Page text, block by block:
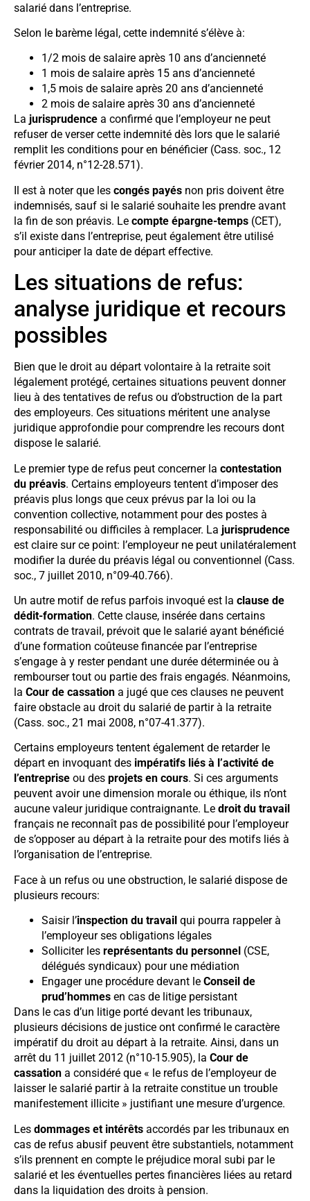
salarié dans l’entreprise.
Selon le barème légal, cette indemnité s’élève à:
1/2 mois de salaire après 10 ans d’ancienneté
1 mois de salaire après 15 ans d’ancienneté
1,5 mois de salaire après 20 ans d’ancienneté
2 mois de salaire après 30 ans d’ancienneté
La jurisprudence a confirmé que l’employeur ne peut
refuser de verser cette indemnité dès lors que le salarié
remplit les conditions pour en bénéficier (Cass. soc., 12
février 2014, n°12-28.571).
Il est à noter que les congés payés non pris doivent être
indemnisés, sauf si le salarié souhaite les prendre avant
la fin de son préavis. Le compte épargne-temps (CET),
s’il existe dans l’entreprise, peut également être utilisé
pour anticiper la date de départ effective.
Les situations de refus:
analyse juridique et recours
possibles
Bien que le droit au départ volontaire à la retraite soit
légalement protégé, certaines situations peuvent donner
lieu à des tentatives de refus ou d’obstruction de la part
des employeurs. Ces situations méritent une analyse
juridique approfondie pour comprendre les recours dont
dispose le salarié.
Le premier type de refus peut concerner la contestation
du préavis. Certains employeurs tentent d’imposer des
préavis plus longs que ceux prévus par la loi ou la
convention collective, notamment pour des postes à
responsabilité ou difficiles à remplacer. La jurisprudence
est claire sur ce point: l’employeur ne peut unilatéralement
modifier la durée du préavis légal ou conventionnel (Cass.
soc., 7 juillet 2010, n°09-40.766).
Un autre motif de refus parfois invoqué est la clause de
dédit-formation. Cette clause, insérée dans certains
contrats de travail, prévoit que le salarié ayant bénéficié
d’une formation coûteuse financée par l’entreprise
s’engage à y rester pendant une durée déterminée ou à
rembourser tout ou partie des frais engagés. Néanmoins,
la Cour de cassation a jugé que ces clauses ne peuvent
faire obstacle au droit du salarié de partir à la retraite
(Cass. soc., 21 mai 2008, n°07-41.377).
Certains employeurs tentent également de retarder le
départ en invoquant des impératifs liés à l’activité de
l’entreprise ou des projets en cours. Si ces arguments
peuvent avoir une dimension morale ou éthique, ils n’ont
aucune valeur juridique contraignante. Le droit du travail
français ne reconnaît pas de possibilité pour l’employeur
de s’opposer au départ à la retraite pour des motifs liés à
l’organisation de l’entreprise.
Face à un refus ou une obstruction, le salarié dispose de
plusieurs recours:
Saisir l’inspection du travail qui pourra rappeler à
l’employeur ses obligations légales
Solliciter les représentants du personnel (CSE,
délégués syndicaux) pour une médiation
Engager une procédure devant le Conseil de
prud’hommes en cas de litige persistant
Dans le cas d’un litige porté devant les tribunaux,
plusieurs décisions de justice ont confirmé le caractère
impératif du droit au départ à la retraite. Ainsi, dans un
arrêt du 11 juillet 2012 (n°10-15.905), la Cour de
cassation a considéré que « le refus de l’employeur de
laisser le salarié partir à la retraite constitue un trouble
manifestement illicite » justifiant une mesure d’urgence.
Les dommages et intérêts accordés par les tribunaux en
cas de refus abusif peuvent être substantiels, notamment
s’ils prennent en compte le préjudice moral subi par le
salarié et les éventuelles pertes financières liées au retard
dans la liquidation des droits à pension.